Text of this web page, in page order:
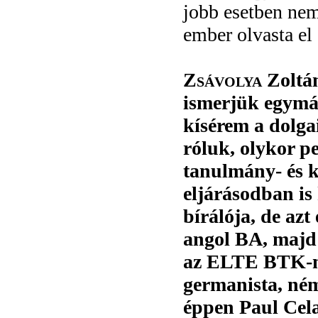
jobb esetben
ember olvasta
Zsávolya
ismerjük
kísérem a
róluk, olykor
tanulmány- és
eljárásodban
bírálója, de azt
angol BA,
az ELTE BTK-
germanista,
éppen Paul